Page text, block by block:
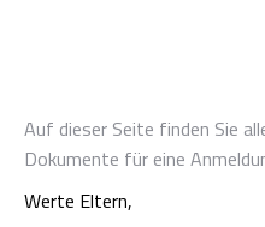
Auf dieser Seite finden Sie
Dokumente für eine
Werte Eltern,